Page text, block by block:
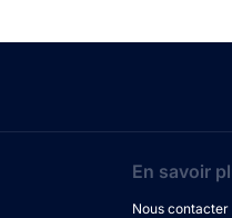
En savoir
Nous contacter